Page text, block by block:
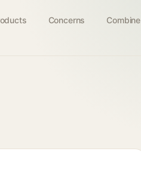
Concerns Combine